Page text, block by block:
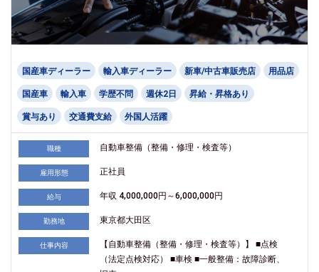
国産車ディーラー 輸入車ディーラー 新車/中古車販売店 用品店
国産車 輸入車 学歴不問 週休2日 昇給・昇格あり
賞与あり 交通費支給 外国人活躍
職種 自動車整備（整備・修理・検査等）
雇用形態 正社員
給与 年収 4,000,000円～6,000,000円
勤務地 東京都大田区
仕事内容
【自動車整備（整備・修理・検査等）】 ■点検
（法定点検対応） ■車検 ■一般整備：故障診断、